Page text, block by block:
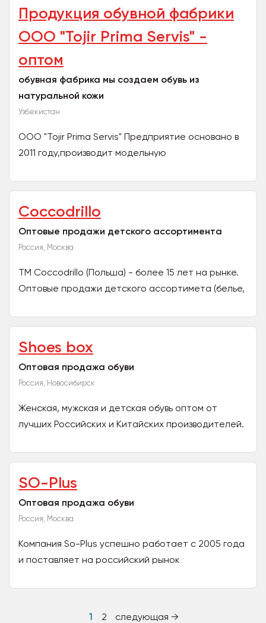
Продукция обувной фабрики
OOO "Tojir Prima Servis" -
оптом
обувная фабрика мы создаем обувь из
натуральной кожи
Узбекистан
OOO "Tojir Prima Servis" Предприятие основано в
2011 году,производит модельную
Оснащено современным...
Coccodrillo
Оптовые продажи детского ассортимента
Россия, Москва
ТМ Сoccodrillo (Польша) - более 15 лет на рынке.
Оптовые продажи детского ассортимета (белье,
одежда,...
Shoes box
Оптовая продажа обуви
Россия, Новосибирск
Женская, мужская и детская обувь оптом от
лучших Российских и Китайских производителей.
оптовыми...
SO-Plus
Оптовая продажа обуви
Россия, Москва
Компания So-Plus успешно работает с 2005 года
и поставляет на российский рынок
расценкам. Нашими постоянными...
1 2 следующая →